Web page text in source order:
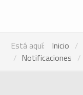
Está aquí: Inicio
Notificaciones